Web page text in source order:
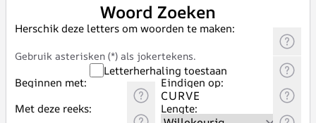
Woord Zoeken
Herschik deze letters om woorden te maken:
Gebruik asterisken (*) als jokertekens.
Letterherhaling toestaan
Beginnen met:
Eindigen op:
Met deze reeks:
Lengte: